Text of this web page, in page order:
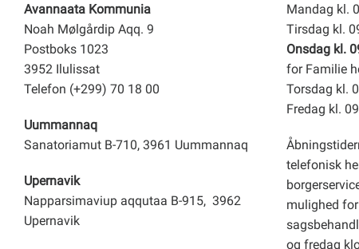
Avannaata Kommunia
Noah Mølgårdip Aqq. 9
Postboks 1023
3952 Ilulissat
Telefon (+299) 70 18 00
Uummannaq
Sanatoriamut B-710, 3961 Uummannaq
Upernavik
Napparsimaviup aqqutaa B-915, 3962
Upernavik
Mandag kl.
Tirsdag kl.
Onsdag kl.
for Familie
Torsdag kl.
Fredag kl.
telefonisk
mulighed
og fredag